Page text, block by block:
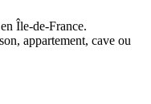
Île-de-France.
appartement, cave ou